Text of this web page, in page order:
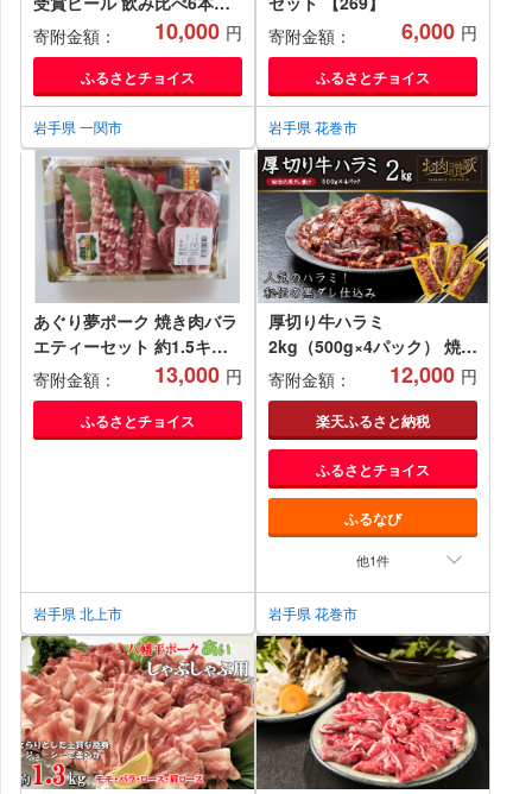
ット いわて蔵ビール
寄附金額： 10,000 円
ふるさとチョイス
岩手県 一関市
寄附金額：
6,000 円
ふるさとチョイス
岩手県 花巻市
あぐり夢ポーク 焼き肉バラ
エティーセット 約1.5キロ
焼肉 精肉 東北 ロース バラ
モモ 豚肉 1.5kg 産直 産地
直送 岩手県北上市 C0114
寄附金額： 13,000 円
ふるさとチョイス
岩手県 北上市
厚切り牛ハラミ
2kg（500g×4パック） 焼肉
BBQ 【855】
寄附金額： 12,000 円
楽天ふるさと納税
ふるさとチョイス
ふるなび
他1件
岩手県 花巻市